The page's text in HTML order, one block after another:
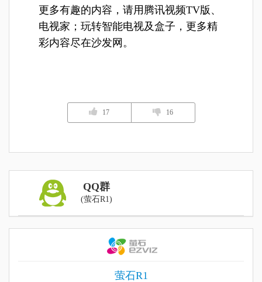
更多有趣的内容，请用 腾讯视频TV版 、
电视家 ；玩转智能电视及盒子，更多精
彩内容尽在沙发网。
17 16
QQ群
(萤石R1)
萤石R1